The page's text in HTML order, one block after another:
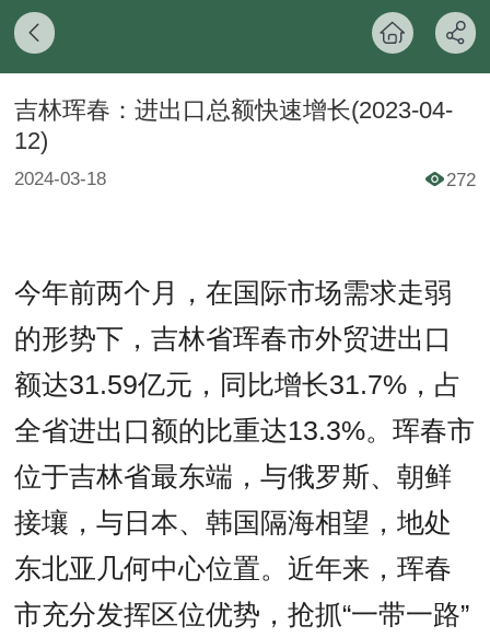
吉林珲春：进出口总额快速增长(2023-04-
12)
2024-03-18 272
今年前两个月，在国际市场需求走弱
的形势下，吉林省珲春市外贸进出口
额达31.59亿元，同比增长31.7%，占
全省进出口额的比重达13.3%。 珲春市
位于吉林省最东端，与俄罗斯、朝鲜
接壤，与日本、韩国隔海相望，地处
东北亚几何中心位置。近年来，珲春
市充分发挥区位优势，抢抓“一带一路”